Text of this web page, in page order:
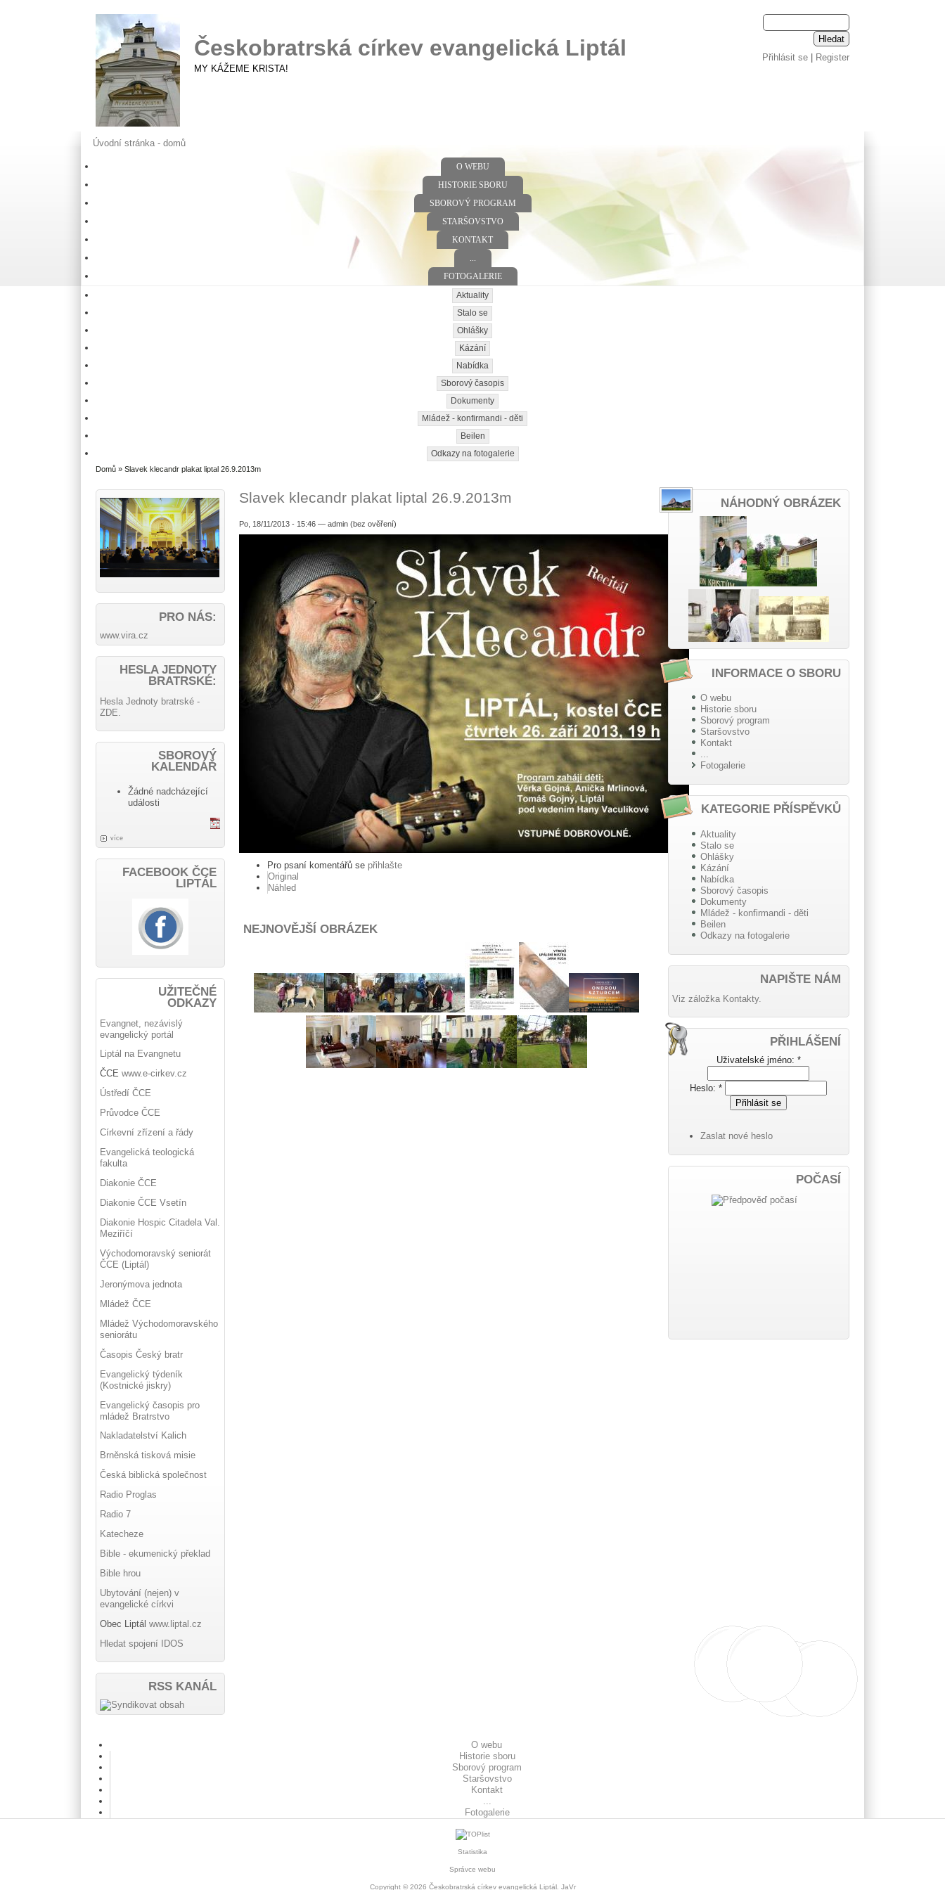
Přihlásit se| Register
Českobratrská církev evangelická Liptál
MY KÁŽEME KRISTA!
Úvodní stránka - domů
O WEBU
HISTORIE SBORU
SBOROVÝ PROGRAM
STARŠOVSTVO
KONTAKT
FOTOGALERIE
Aktuality
Stalo se
Ohlášky
Kázání
Nabídka
Sborový časopis
Dokumenty
Mládež - konfirmandi - děti
Beilen
Odkazy na fotogalerie
Domů » Slavek klecandr plakat liptal 26.9.2013m
Slavek klecandr plakat liptal 26.9.2013m
Po, 18/11/2013 - 15:46 — admin (bez ověření)
Pro psaní komentářů se přihlašte
Original
Náhled
NEJNOVĚJŠÍ OBRÁZEK
PRO NÁS:
www.vira.cz
HESLA JEDNOTY
BRATRSKÉ:
Hesla Jednoty bratrské -
ZDE.
SBOROVÝ
KALENDÁŘ
Žádné nadcházející
události
více
FACEBOOK ČCE
LIPTÁL
UŽITEČNÉ
ODKAZY
Evangnet, nezávislý
evangelický portál
Liptál na Evangnetu
ČCEwww.e-cirkev.cz
Ústředí ČCE
Průvodce ČCE
Církevní zřízení a řády
Evangelická teologická
fakulta
Diakonie ČCE
Diakonie ČCE Vsetín
Diakonie Hospic Citadela Val.
Meziříčí
Východomoravský seniorát
ČCE (Liptál)
Jeronýmova jednota
Mládež ČCE
Mládež Východomoravského
seniorátu
Časopis Český bratr
Evangelický týdeník
(Kostnické jiskry)
Evangelický časopis pro
mládež Bratrstvo
Nakladatelství Kalich
Brněnská tisková misie
Česká biblická společnost
Radio Proglas
Radio 7
Katecheze
Bible - ekumenický překlad
Bible hrou
Ubytování (nejen) v
evangelické církvi
Obec Liptálwww.liptal.cz
Hledat spojení IDOS
RSS KANÁL
NÁHODNÝ OBRÁZEK
INFORMACE O SBORU
O webu
Historie sboru
Sborový program
Staršovstvo
Kontakt
Fotogalerie
KATEGORIE PŘÍSPĚVKŮ
Aktuality
Stalo se
Ohlášky
Kázání
Nabídka
Sborový časopis
Dokumenty
Mládež - konfirmandi - děti
Beilen
Odkazy na fotogalerie
NAPIŠTE NÁM
Viz záložka Kontakty.
PŘIHLÁŠENÍ
Uživatelské jméno: *
Heslo:*
Zaslat nové heslo
POČASÍ
O webu
Historie sboru
Sborový program
Staršovstvo
Kontakt
Fotogalerie
Statistika
Správce webu
Copyright © 2026 Českobratrská církev evangelická Liptál. JaVr